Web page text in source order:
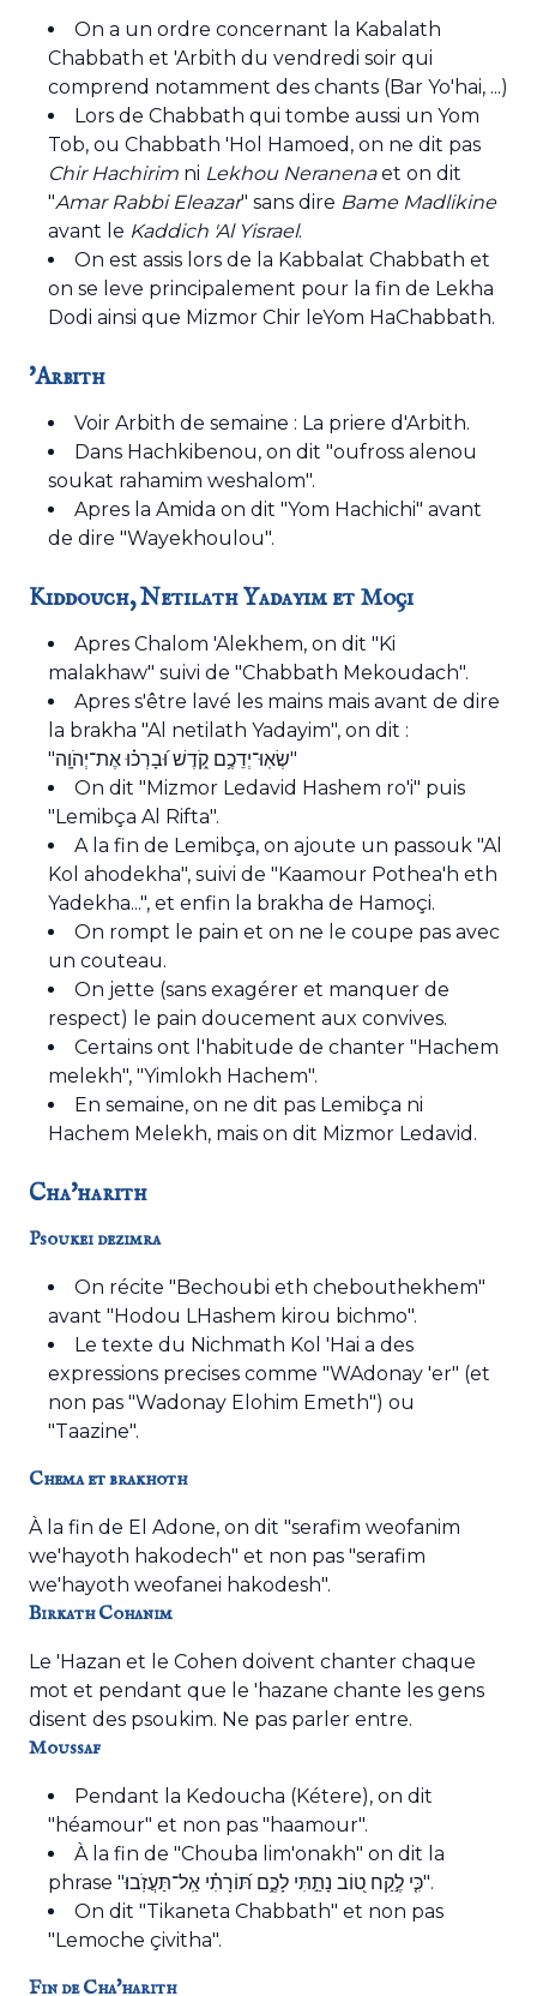
On a un ordre concernant la Kabalath
Chabbath et 'Arbith du vendredi soir qui
comprend notamment des chants (Bar Yo'hai, ...)
Lors de Chabbath qui tombe aussi un Yom
Tob, ou Chabbath 'Hol Hamoed, on ne dit pas
Chir Hachirim ni Lekhou Neranenaet on dit
"Amar Rabbi Eleazar" sans dire Bame Madlikine
avant le Kaddich 'Al Yisrael.
On est assis lors de la Kabbalat Chabbath et
on se leve principalement pour la fin de Lekha
Dodi ainsi que Mizmor Chir leYom HaChabbath.
'Arbith
Voir Arbith de semaine : La priere d'Arbith.
Dans Hachkibenou, on dit "oufross alenou
soukat rahamim weshalom".
Apres la Amida on dit "Yom Hachichi" avant
de dire "Wayekhoulou".
Kiddouch, Netilath Yadayim et Moçi
Apres Chalom 'Alekhem, on dit "Ki
malakhaw" suivi de "Chabbath Mekoudach".
Apres s'être lavé les mains mais avant de dire
la brakha "Al netilath Yadayim", on dit :
"שְׂאֽוּ־יְדֵכֶ֥ם קֹ֑דֶשׁ וּ֝בָרְכ֗וּ אֶת־יְהֹוָֽה"
On dit "Mizmor Ledavid Hashem ro'i" puis
"Lemibça Al Rifta".
A la fin de Lemibça, on ajoute un passouk "Al
Kol ahodekha", suivi de "Kaamour Pothea'h eth
Yadekha...", et enfin la brakha de Hamoçi.
On rompt le pain et on ne le coupe pas avec
un couteau.
On jette (sans exagérer et manquer de
respect) le pain doucement aux convives.
Certains ont l'habitude de chanter "Hachem
melekh", "Yimlokh Hachem".
En semaine, on ne dit pas Lemibça ni
Hachem Melekh, mais on dit Mizmor Ledavid.
Cha'harith
Psoukei dezimra
On récite "Bechoubi eth chebouthekhem"
avant "Hodou LHashem kirou bichmo".
Le texte du Nichmath Kol 'Hai a des
expressions precises comme "WAdonay 'er" (et
non pas "Wadonay Elohim Emeth") ou
"Taazine".
Chema et brakhoth
À la fin de El Adone, on dit "serafim weofanim
we'hayoth hakodech" et non pas "serafim
we'hayoth weofanei hakodesh".
Birkath Cohanim
Le 'Hazan et le Cohen doivent chanter chaque
mot et pendant que le 'hazane chante les gens
disent des psoukim. Ne pas parler entre.
Moussaf
Pendant la Kedoucha (Kétere), on dit
"héamour" et non pas "haamour".
À la fin de "Chouba lim'onakh" on dit la
phrase "כִּ֤י לֶ֣קַח ט֭וֹב נָתַ֣תִּי לָכֶ֑ם תּ֝וֹרָתִ֗י אַֽל־תַּעֲזֹֽבוּ׃".
On dit "Tikaneta Chabbath" et non pas
"Lemoche çivitha".
Fin de Cha'harith